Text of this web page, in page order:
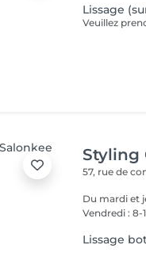
Lissage
Styling
57, rue de
Du mardi et jeudi 9-12h30 et de 14-18h
Vendredi : 8-
Lissage